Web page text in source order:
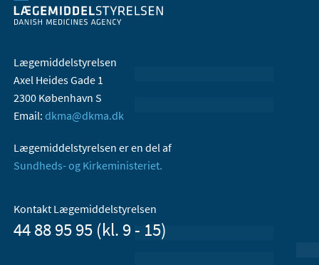
Lægemiddelstyrelsen
Axel Heides Gade 1
2300 København S
Email: dkma@dkma.dk
Lægemiddelstyrelsen er en del af
Sundheds- og Kirkeministeriet.
Kontakt Lægemiddelstyrelsen
44 88 95 95 (kl. 9 - 15)